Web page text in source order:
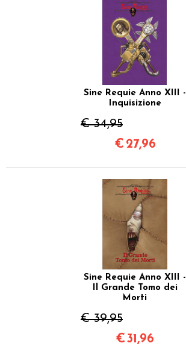
Sine Requie Anno XIII -
Inquisizione
€ 34,95
€ 27,96
Sine Requie Anno XIII -
Il Grande Tomo dei
Morti
€ 39,95
€31,96